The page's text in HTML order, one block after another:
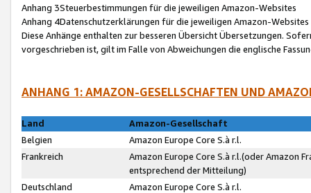
Anhang 3Steuerbestimmungen für die jeweiligen Amazon-Websites
Anhang 4Datenschutzerklärungen für die jeweiligen Amazon-Websites
Diese Anhänge enthalten zur besseren Übersicht Übersetzungen.
vorgeschrieben ist, gilt im Falle von Abweichungen die englische
ANHANG 1: AMAZON-GESELLSCHAFTEN UND
Land
Amazon-Gesellschaft
Belgien
Amazon Europe Core S.à r.l.
Frankreich
Amazon Europe Core S.à r.l.(oder Amazon
entsprechend der Mitteilung)
Deutschland
Amazon Europe Core S.à r.l.